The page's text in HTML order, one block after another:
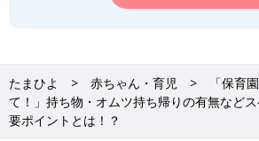
たまひよ 赤ちゃん・育児
「保育
て！」持ち物・オムツ持ち帰りの有無など
要ポイントとは！？